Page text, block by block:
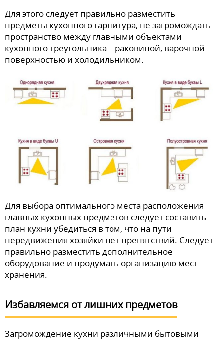
Для этого следует правильно разместить
предметы кухонного гарнитура, не загромождать
пространство между главными объектами
кухонного треугольника – раковиной, варочной
поверхностью и холодильником.
Для выбора оптимального места расположения
главных кухонных предметов следует составить
план кухни убедиться в том, что на пути
передвижения хозяйки нет препятствий. Следует
правильно разместить дополнительное
оборудование и продумать организацию мест
хранения.
Избавляемся от лишних предметов
Загромождение кухни различными бытовыми